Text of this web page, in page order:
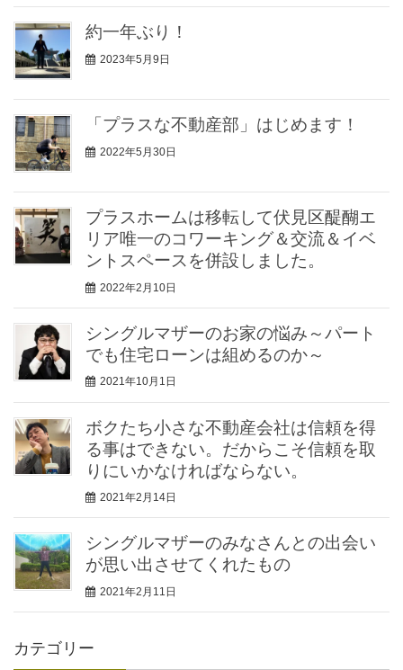
約一年ぶり！
2023年5月9日
「プラスな不動産部」はじめます！
2022年5月30日
プラスホームは移転して伏見区醍醐エ
リア唯一のコワーキング＆交流＆イベ
ントスペースを併設しました。
2022年2月10日
シングルマザーのお家の悩み～パート
でも住宅ローンは組めるのか～
2021年10月1日
ボクたち小さな不動産会社は信頼を得
る事はできない。だからこそ信頼を取
りにいかなければならない。
2021年2月14日
シングルマザーのみなさんとの出会い
が思い出させてくれたもの
2021年2月11日
カテゴリー